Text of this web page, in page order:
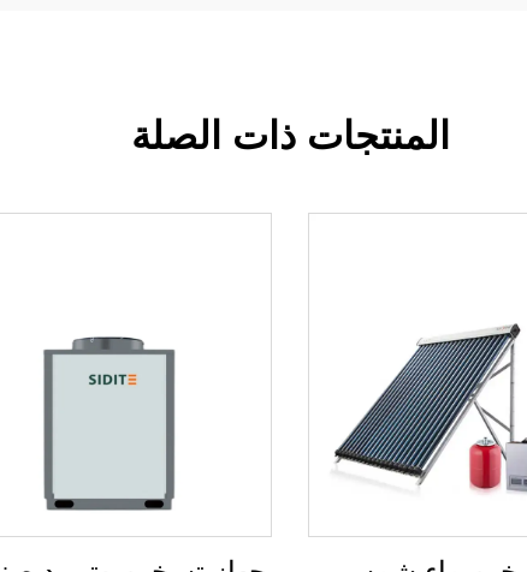
المنتجات ذات الصلة